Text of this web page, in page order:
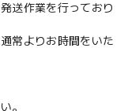
送作業を行っており
常よりお時間をいた
。